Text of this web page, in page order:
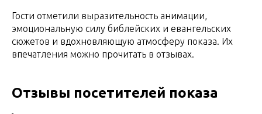
Гости отметили выразительность анимации,
эмоциональную силу библейских и евангельских
сюжетов и вдохновляющую атмосферу показа. Их
впечатления можно прочитать в отзывах.
Отзывы посетителей показа